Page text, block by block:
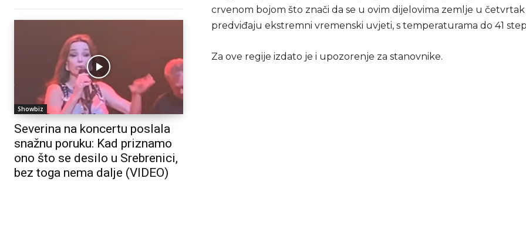
Showbiz
Severina na koncertu poslala
snažnu poruku: Kad priznamo
ono što se desilo u Srebrenici,
bez toga nema dalje (VIDEO)
crvenom bojom što znači da se u ovim dijelovima zemlje u četvrtak
predviđaju ekstremni vremenski uvjeti, s temperaturama do 41
Za ove regije izdato je i upozorenje za stanovnike.